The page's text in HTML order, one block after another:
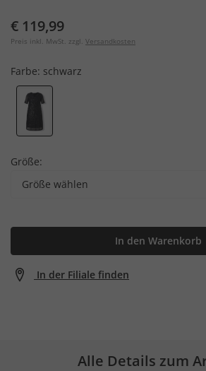
€ 119,99
Preis inkl. MwSt. zzgl. Versandkosten
Farbe: schwarz
Größe:
Größe wählen
In den Warenkorb
In der Filiale finden
Alle Details zum